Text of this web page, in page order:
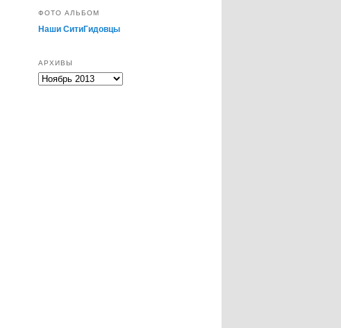
ФОТО АЛЬБОМ
Наши СитиГидовцы
АРХИВЫ
Архивы